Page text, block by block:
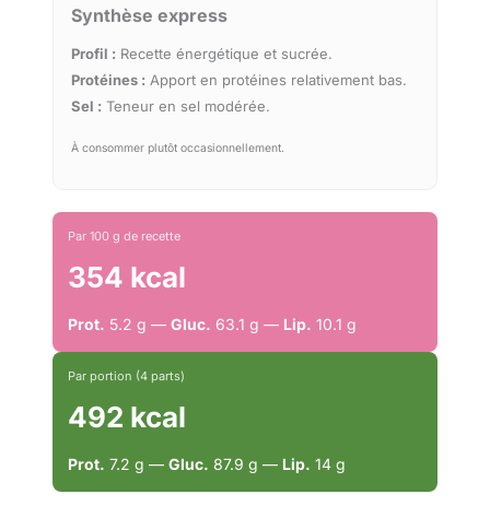
Synthèse express
Profil : Recette énergétique et sucrée.
Protéines : Apport en protéines relativement bas.
Sel : Teneur en sel modérée.
À consommer plutôt occasionnellement.
Par 100 g de recette
354 kcal
Prot. 5.2 g — Gluc. 63.1 g — Lip. 10.1 g
Par portion (4 parts)
492 kcal
Prot. 7.2 g — Gluc. 87.9 g — Lip. 14 g